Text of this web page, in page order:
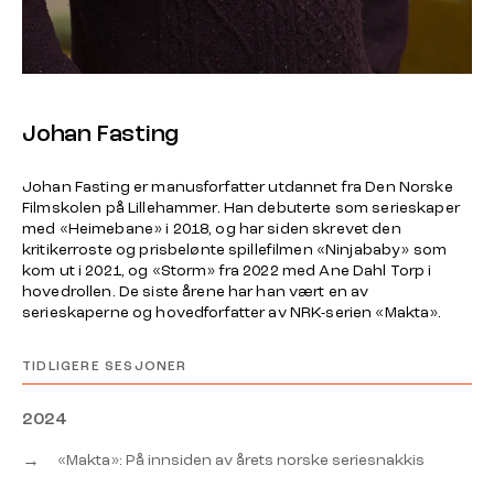
Johan Fasting
Johan Fasting er manusforfatter utdannet fra Den Norske
Filmskolen på Lillehammer. Han debuterte som serieskaper
med «Heimebane» i 2018, og har siden skrevet den
kritikerroste og prisbelønte spillefilmen «Ninjababy» som
kom ut i 2021, og «Storm» fra 2022 med Ane Dahl Torp i
hovedrollen. De siste årene har han vært en av
serieskaperne og hovedforfatter av NRK-serien «Makta».
TIDLIGERE SESJONER
2024
→ «Makta»: På innsiden av årets norske seriesnakkis